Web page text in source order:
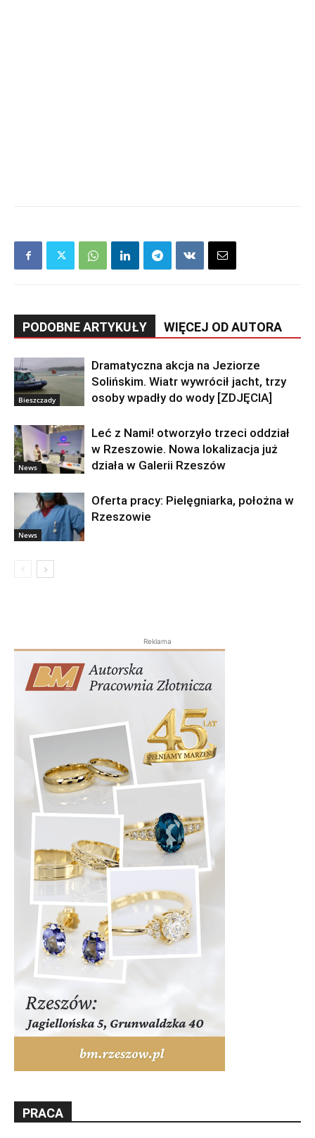
PODOBNE ARTYKUŁY WIĘCEJ OD AUTORA
Bieszczady
Dramatyczna akcja na Jeziorze
Solińskim. Wiatr wywrócił jacht, trzy
osoby wpadły do wody [ZDJĘCIA]
News
Leć z Nami! otworzyło trzeci oddział
w Rzeszowie. Nowa lokalizacja już
działa w Galerii Rzeszów
News
Oferta pracy: Pielęgniarka, położna w
Rzeszowie
Reklama
PRACA